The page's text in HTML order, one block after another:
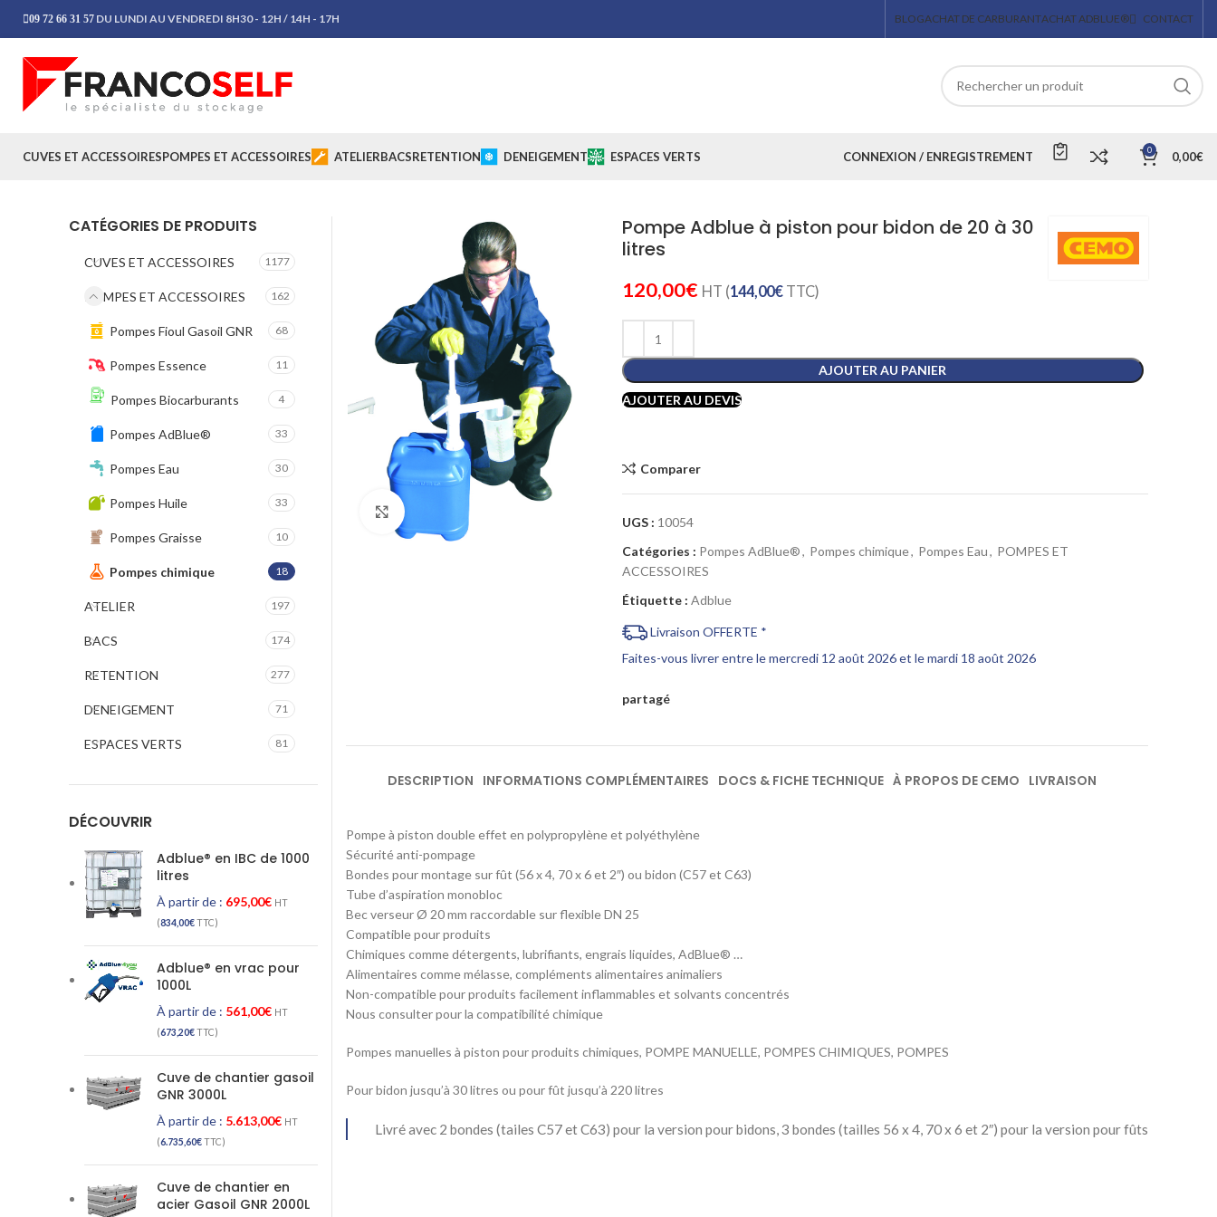
09 72 66 31 57 DU LUNDI AU VENDREDI 8H30 - 12H / 14H - 17H BLOGACHAT DE CARBURANTACHAT ADBLUE® CONTACT
CUVES ET ACCESSOIRESPOMPES ET ACCESSOIRES ATELIERBACSRETENTION DENEIGEMENT ESPACES VERTS CONNEXION / ENREGISTREMENT 0 0,00€
Cliquez pour agrandir
Pompe Adblue à piston pour bidon de 20 à 30
litres
120,00€ HT (144,00€TTC)
AJOUTER AU PANIER
AJOUTER AU DEVIS
Comparer
UGS : 10054
Catégories : Pompes AdBlue®, Pompes chimique, Pompes Eau, POMPES ET
ACCESSOIRES
Étiquette : Adblue
Livraison OFFERTE *
Faites-vous livrer entre le mercredi 12 août 2026 et le mardi 18 août 2026
partagé
DESCRIPTION INFORMATIONS COMPLÉMENTAIRES DOCS & FICHE TECHNIQUE À PROPOS DE CEMO LIVRAISON
Pompe à piston double effet en polypropylène et polyéthylène
Sécurité anti-pompage
Bondes pour montage sur fût (56 x 4, 70 x 6 et 2″) ou bidon (C57 et C63)
Tube d’aspiration monobloc
Bec verseur Ø 20 mm raccordable sur flexible DN 25
Compatible pour produits
Chimiques comme détergents, lubrifiants, engrais liquides, AdBlue® …
Alimentaires comme mélasse, compléments alimentaires animaliers
Non-compatible pour produits facilement inflammables et solvants concentrés
Nous consulter pour la compatibilité chimique
Pompes manuelles à piston pour produits chimiques, POMPE MANUELLE, POMPES CHIMIQUES, POMPES
Pour bidon jusqu’à 30 litres ou pour fût jusqu’à 220 litres
Livré avec 2 bondes (tailes C57 et C63) pour la version pour bidons, 3 bondes (tailles 56 x 4, 70 x 6 et 2″) pour la version pour fûts
CATÉGORIES DE PRODUITS
CUVES ET ACCESSOIRES 1177
POMPES ET ACCESSOIRES 162
Pompes Fioul Gasoil GNR 68
Pompes Essence 11
Pompes Biocarburants 4
Pompes AdBlue® 33
Pompes Eau 30
Pompes Huile 33
Pompes Graisse 10
Pompes chimique 18
ATELIER 197
BACS 174
RETENTION 277
DENEIGEMENT 71
ESPACES VERTS 81
DÉCOUVRIR
Adblue® en IBC de 1000
litres
À partir de : 695,00€ HT
(834,00€TTC)
Adblue® en vrac pour
1000L
À partir de : 561,00€ HT
(673,20€TTC)
Cuve de chantier gasoil
GNR 3000L
À partir de : 5.613,00€ HT
(6.735,60€TTC)
Cuve de chantier en
acier Gasoil GNR 2000L